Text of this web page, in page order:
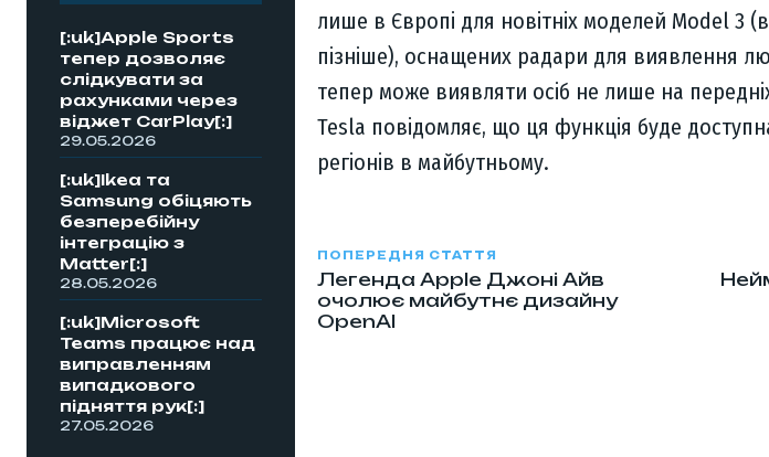
[:uk]Apple Sports
тепер дозволяє
слідкувати за
рахунками через
віджет CarPlay[:]
29.05.2026
[:uk]Ikea та
Samsung обіцяють
безперебійну
інтеграцію з
Matter[:]
28.05.2026
[:uk]Microsoft
Teams працює над
виправленням
випадкового
підняття рук[:]
27.05.2026
лише в Європі для новітніх моделей Model 3
пізніше), оснащених радари для виявлення
тепер може виявляти осіб не лише на
Tesla повідомляє, що ця функція буде
регіонів в майбутньому.
ПОПЕРЕДНЯ СТАТТЯ
Легенда Apple Джоні Айв
очолює майбутнє дизайну
OpenAI